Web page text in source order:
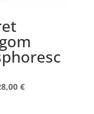
€Le